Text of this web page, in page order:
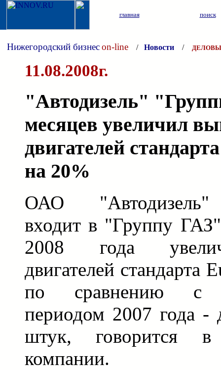
главная поиск
Нижегородский бизнесon-line / Новости /
11.08.2008г.
"Автодизель"
месяцев увеличил
двигателей
на 20%
ОАО "Автодизель"
входит в "Группу
2008 года
двигателей стандарта
по сравнению с
периодом 2007 года -
штук, говорится в
компании.